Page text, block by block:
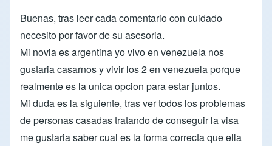
Buenas, tras leer cada comentario con cuidado
necesito por favor de su asesoria.
Mi novia es argentina yo vivo en venezuela nos
gustaria casarnos y vivir los 2 en venezuela porque
realmente es la unica opcion para estar juntos.
Mi duda es la siguiente, tras ver todos los problemas
de personas casadas tratando de conseguir la visa
me gustaria saber cual es la forma correcta que ella